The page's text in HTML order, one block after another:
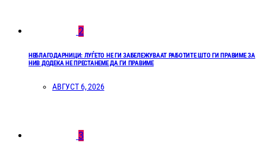
2
НЕБЛАГОДАРНИЦИ: ЛУЃЕТО НЕ ГИ ЗАБЕЛЕЖУВААТ РАБОТИТЕ ШТО ГИ ПРАВИМЕ ЗА
НИВ ДОДЕКА НЕ ПРЕСТАНЕМЕ ДА ГИ ПРАВИМЕ
АВГУСТ 6, 2026
3